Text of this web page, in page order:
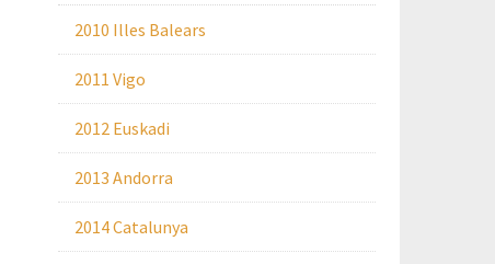
2010 Illes Balears
2011 Vigo
2012 Euskadi
2013 Andorra
2014 Catalunya